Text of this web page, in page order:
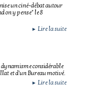
un ciné-débat autour
on y pense" le 8
► Lire la suite
considérable
et d'un Bureau motivé.
► Lire la suite